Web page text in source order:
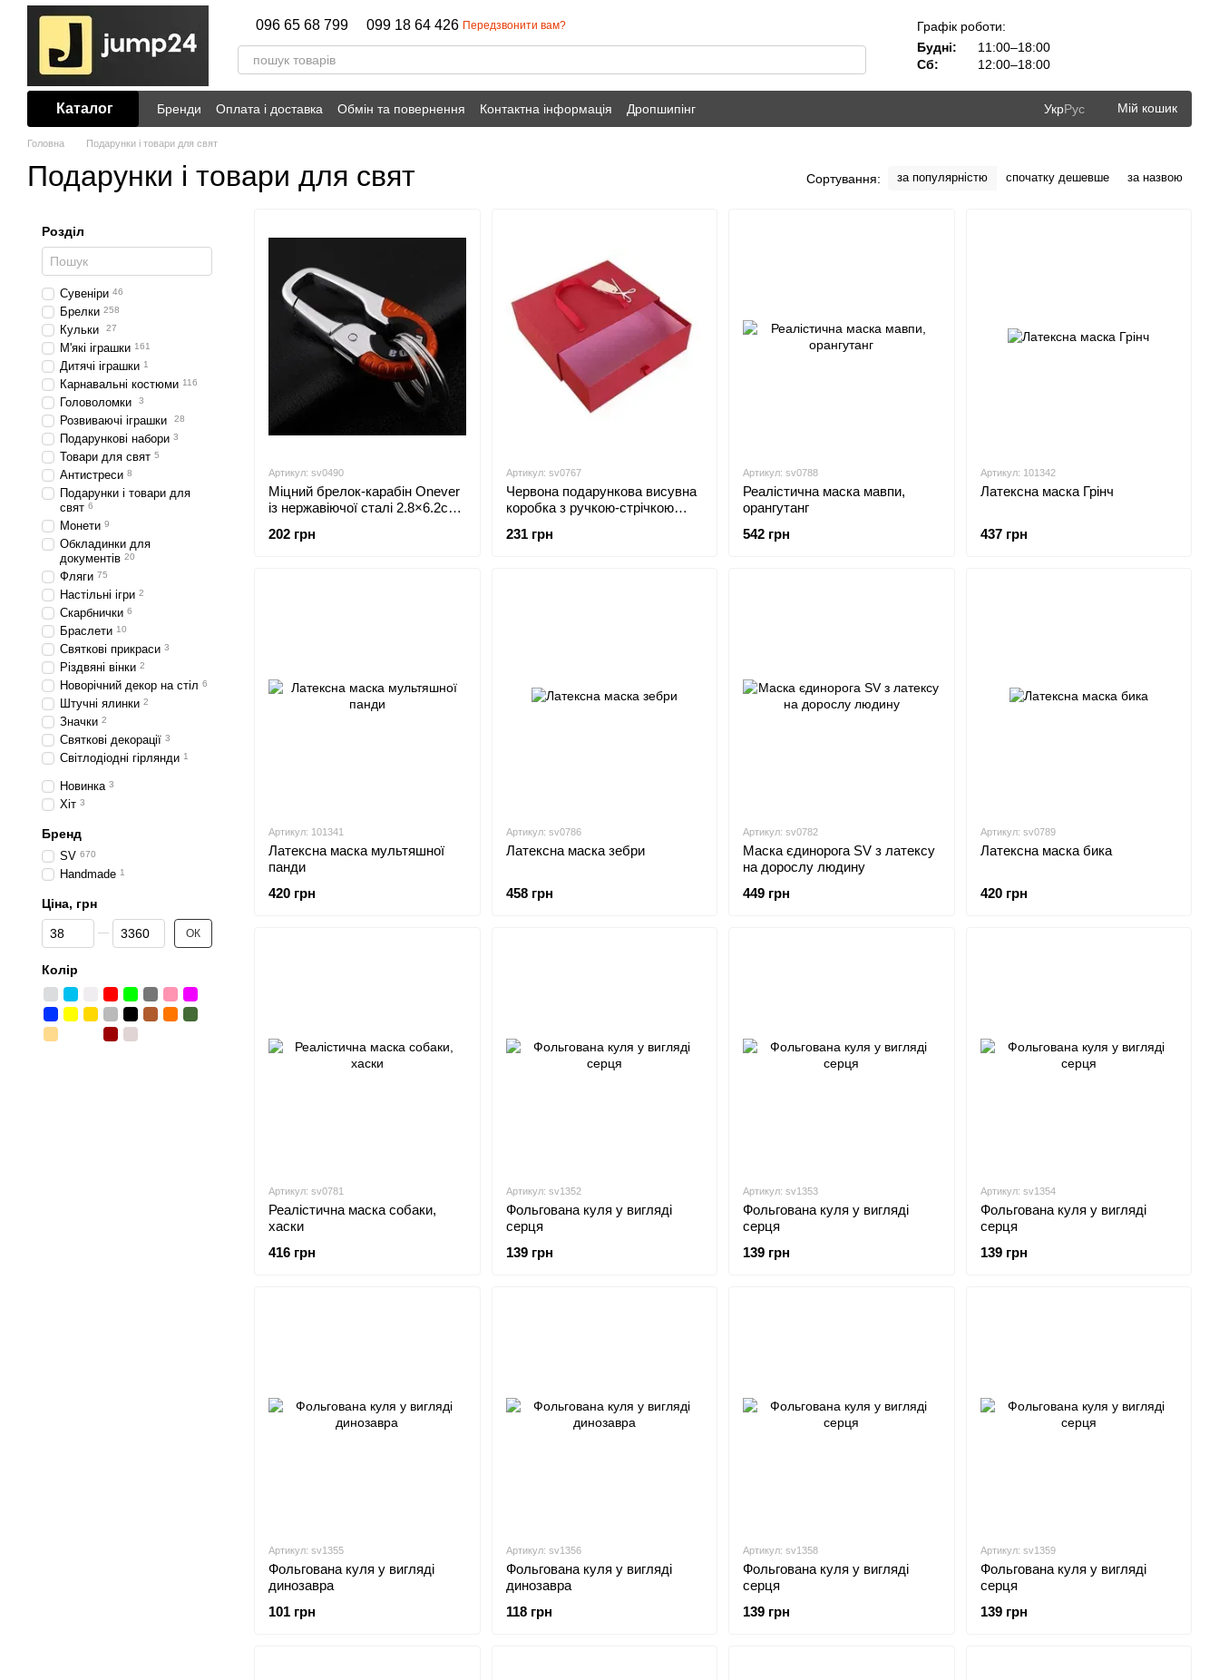
Перейти до основного контенту
096 65 68 799 099 18 64 426 Передзвонити вам?
Графік роботи:
Будні:
11:00–18:00
Сб:
12:00–18:00
Каталог Бренди Оплата і доставка Обмін та повернення Контактна інформація Дропшипінг УкрРус Мій кошик
Головна Подарунки і товари для свят
Подарунки і товари для свят Сортування: за популярністю спочатку дешевше за назвою
Артикул: sv0490
Міцний брелок-карабін Onever
із нержавіючої сталі 2.8×6.2см
202 грн
Артикул: sv0767
Червона подарункова висувна
коробка з ручкою-стрічкою
231 грн
Артикул: sv0788
Реалістична маска мавпи,
орангутанг
542 грн
Артикул: 101342
Латексна маска Грінч
437 грн
Артикул: 101341
Латексна маска мультяшної
панди
420 грн
Артикул: sv0786
Латексна маска зебри
458 грн
Артикул: sv0782
Маска єдинорога SV з латексу
на дорослу людину
449 грн
Артикул: sv0789
Латексна маска бика
420 грн
Артикул: sv0781
Реалістична маска собаки,
хаски
416 грн
Артикул: sv1352
Фольгована куля у вигляді
серця
139 грн
Артикул: sv1353
Фольгована куля у вигляді
серця
139 грн
Артикул: sv1354
Фольгована куля у вигляді
серця
139 грн
Артикул: sv1355
Фольгована куля у вигляді
динозавра
101 грн
Артикул: sv1356
Фольгована куля у вигляді
динозавра
118 грн
Артикул: sv1358
Фольгована куля у вигляді
серця
139 грн
Артикул: sv1359
Фольгована куля у вигляді
серця
139 грн
Розділ
Сувеніри 46
Брелки 258
Кульки 27
М'які іграшки 161
Дитячі іграшки 1
Карнавальні костюми 116
Головоломки 3
Розвиваючі іграшки 28
Подарункові набори 3
Товари для свят 5
Антистреси 8
Подарунки і товари для
свят 6
Монети 9
Обкладинки для
документів 20
Фляги 75
Настільні ігри 2
Скарбнички 6
Браслети 10
Святкові прикраси 3
Різдвяні вінки 2
Новорічний декор на стіл 6
Штучні ялинки 2
Значки 2
Святкові декорації 3
Світлодіодні гірлянди 1
Новинка 3
Хіт 3
Бренд
SV 670
Handmade 1
Ціна, грн
Від Ціна, грн
До Ціна, грн ОК
Колір